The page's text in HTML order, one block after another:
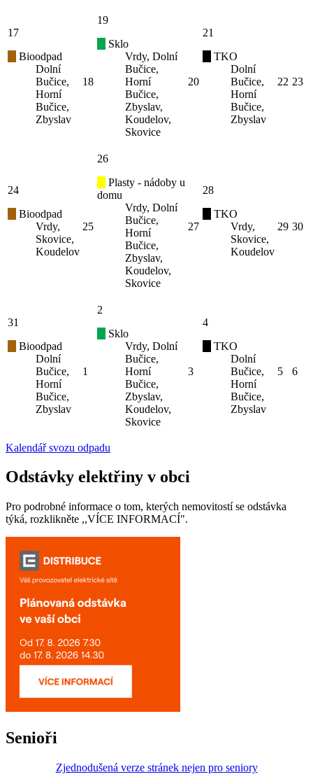
17
Bioodpad
Dolní
Bučice,
Horní
Bučice,
Zbyslav
18
19
Sklo
Vrdy, Dolní
Bučice,
Horní
Bučice,
Zbyslav,
Koudelov,
Skovice
20
21
TKO
Dolní
Bučice,
Horní
Bučice,
Zbyslav
22 23
24
Bioodpad
Vrdy,
Skovice,
Koudelov
25
26
Plasty - nádoby u
domu
Vrdy, Dolní
Bučice,
Horní
Bučice,
Zbyslav,
Koudelov,
Skovice
27
28
TKO
Vrdy,
Skovice,
Koudelov
29 30
31
Bioodpad
Dolní
Bučice,
Horní
Bučice,
Zbyslav
1
2
Sklo
Vrdy, Dolní
Bučice,
Horní
Bučice,
Zbyslav,
Koudelov,
Skovice
3
4
TKO
Dolní
Bučice,
Horní
Bučice,
Zbyslav
5 6
Kalendář svozu odpadu
Odstávky elektřiny v obci
Pro podrobné informace o tom, kterých nemovitostí se odstávka
týká, rozklikněte ,,VÍCE INFORMACÍ".
Senioři
Zjednodušená verze stránek nejen pro seniory